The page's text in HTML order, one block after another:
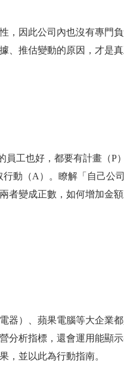
因此公司內也沒有專門
、推估變動的原因，才是
工也好，都要有計畫（P
動（A）。瞭解「自己公
者變成正數，如何增加金額
）、蘋果電腦等大企業
分析指標，還會運用能顯
，並以此為行動指南。